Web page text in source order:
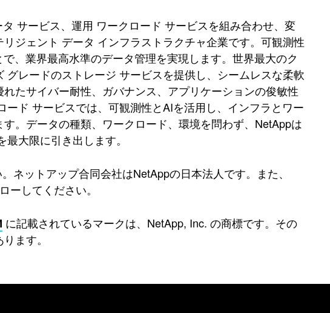
サービス、運用 ワークロード サービスを組み合わせ、変
ジェント データ インフラストラクチャ企業です。可観測性
、業界最高水準のデータ管理を実現します。世界最大のク
レードのストレージ サービスを提供し、シームレスな柔軟
たサイバー耐性、ガバナンス、アプリケーションの俊敏性
ド サービスでは、可観測性とAIを活用し、インフラとワー
。データの種類、ワークロード、環境を問わず、NetAppは
大限に引き出します。
ネットアップ合同会社はNetAppの日本法人です。また、
ーしてください。
に記載されているマークは、NetApp, Inc. の商標です。その
ます。